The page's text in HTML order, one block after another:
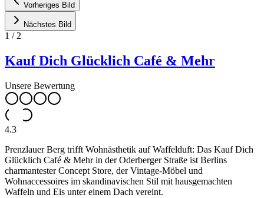
Vorheriges Bild
Nächstes Bild
1 / 2
Kauf Dich Glücklich Café & Mehr
Unsere Bewertung
4.3
Prenzlauer Berg trifft Wohnästhetik auf Waffelduft: Das Kauf Dich
Glücklich Café & Mehr in der Oderberger Straße ist Berlins
charmantester Concept Store, der Vintage-Möbel und
Wohnaccessoires im skandinavischen Stil mit hausgemachten
Waffeln und Eis unter einem Dach vereint.